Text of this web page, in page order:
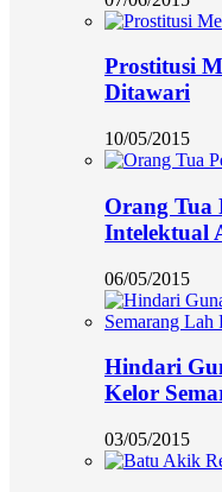
Prostitusi
Ditawari
10/05/2015
Orang Tua
Intelektual
06/05/2015
Hindari
Kelor
03/05/2015